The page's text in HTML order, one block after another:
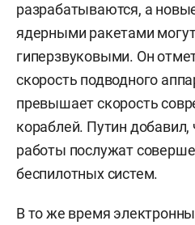
разрабатываются, а
ядерными ракетами
гиперзвуковыми. Он
скорость подводного
превышает скорость
кораблей. Путин
работы послужат
беспилотных систем.
В то же время